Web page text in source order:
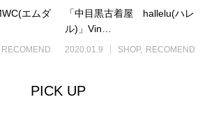
エムダ
RECOMEND
「中目黒古着屋 hallelu(ハレ
ル)」Vin…
2020.01.9 SHOP RECOMEND
PICK UP